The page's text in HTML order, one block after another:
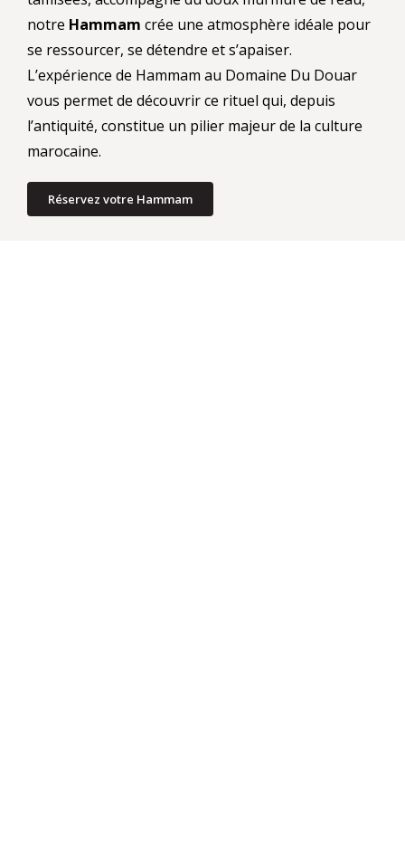
notre Hammam crée une atmosphère idéale pour
se ressourcer, se détendre et s’apaiser.
L’expérience de Hammam au Domaine Du Douar
vous permet de découvrir ce rituel qui, depuis
l’antiquité, constitue un pilier majeur de la culture
marocaine.
Réservez votre Hammam